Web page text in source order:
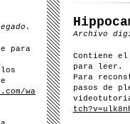
para
los
wa
Archivo
Contiene
para leer.
Para
pasos de